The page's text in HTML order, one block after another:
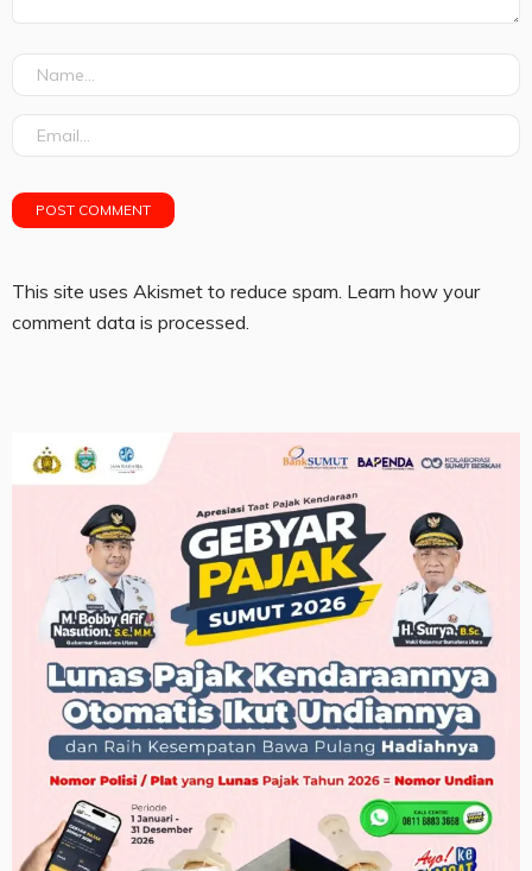
This site uses Akismet to reduce spam. Learn how your
comment data is processed.